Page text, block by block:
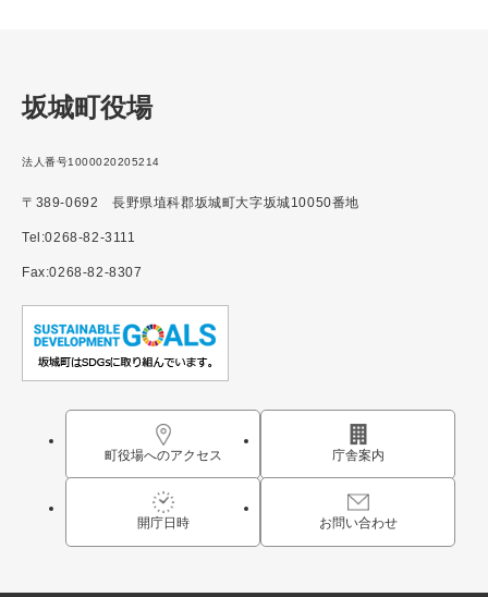
坂城町役場
法人番号1000020205214
〒389-0692 長野県埴科郡坂城町大字坂城10050番地
Tel:0268-82-3111
Fax:0268-82-8307
町役場へのアクセス 庁舎案内
開庁日時 お問い合わせ